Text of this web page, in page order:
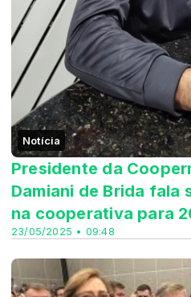
Notícia
23/05/2025 • 09:48
Presidente da
Damiani de Brida fala
na cooperativa para